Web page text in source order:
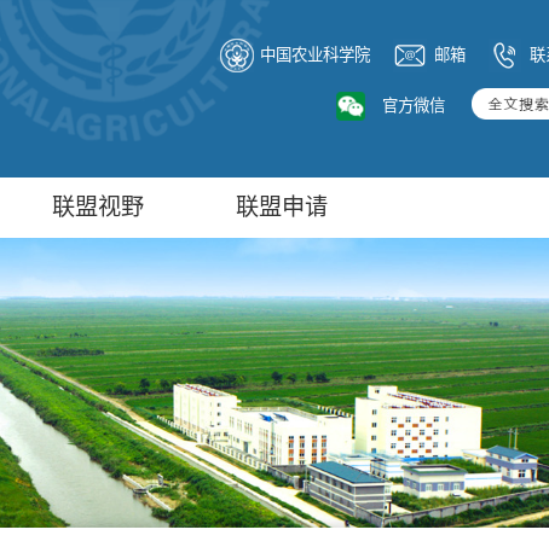
中国农业科学院 邮箱 联
官方微信
联盟视野 联盟申请